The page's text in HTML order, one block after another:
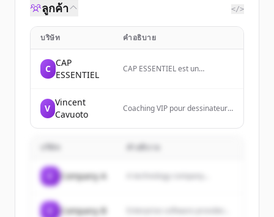
ลูกค้า </>
บริษัท คำอธิบาย
C
CAP
ESSENTIEL
CAP ESSENTIEL est un
accompagne les professionnels
premiers clients.
V
Vincent
Cavuoto
Coaching VIP pour dessinateurs-
freelance ou expert. Audit
bureaux d’études performants.
คำอธิบาย
Company A A technology company...
Company B